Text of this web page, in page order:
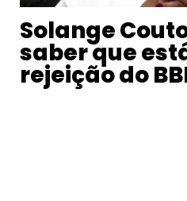
Solange
saber que
rejeição do